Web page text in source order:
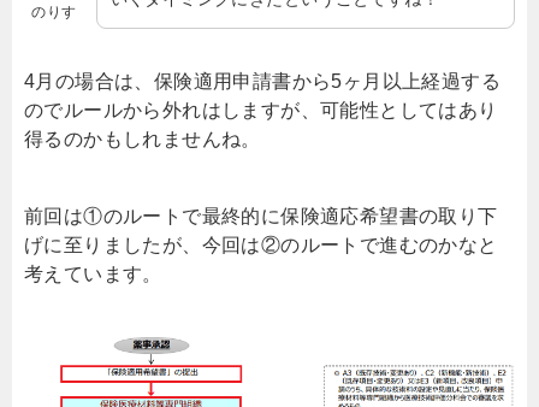
のりす
4月の場合は、保険適用申請書から5ヶ月以上経過する
のでルールから外れはしますが、可能性としてはあり
得るのかもしれませんね。
前回は①のルートで最終的に保険適応希望書の取り下
げに至りましたが、今回は②のルートで進むのかなと
考えています。